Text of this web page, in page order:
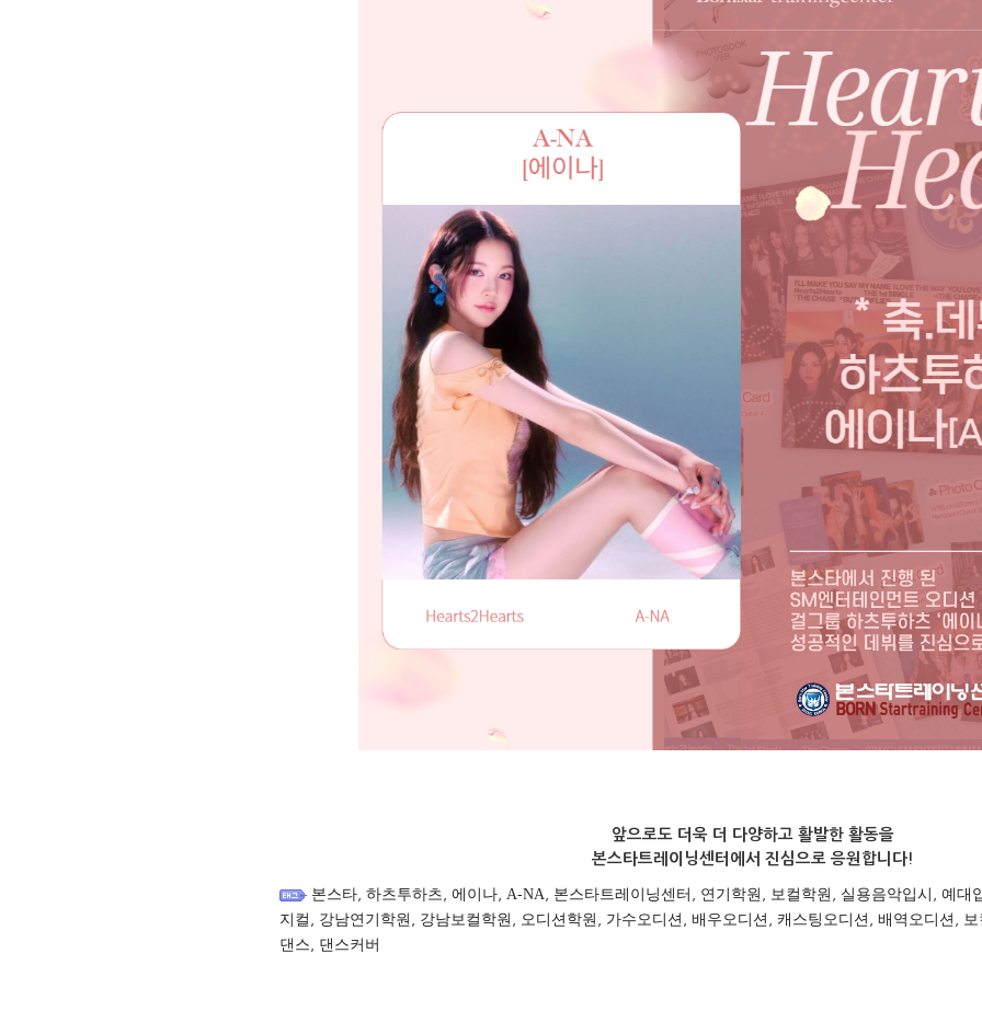
앞으로도 더욱 더 다양하고 활발한 활동을
본스타트레이닝센터에서 진심으로 응원합니다!
본스타, 하츠투하츠 에이나, A-NA 본스타트레이닝센터 연기학원 보컬학원 실용음악입시
예대
지컬
강남연기학원 강남보컬학원 오디션학원 가수오디션 배우오디션 캐스팅오디션 배역오디션
댄스
댄스커버